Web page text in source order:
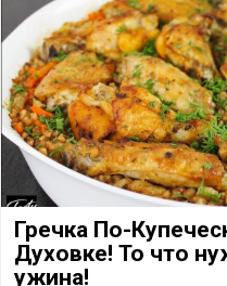
Гречка По-
Духовке! То что
ужина!